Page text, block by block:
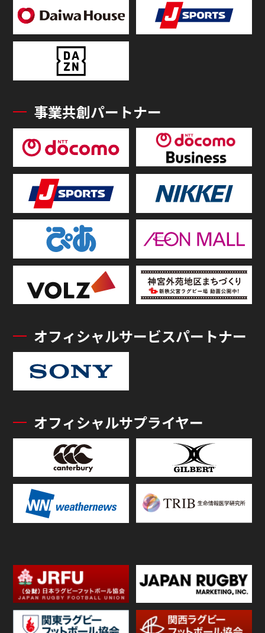
事業共創パートナー
オフィシャルサービスパートナー
オフィシャルサプライヤー